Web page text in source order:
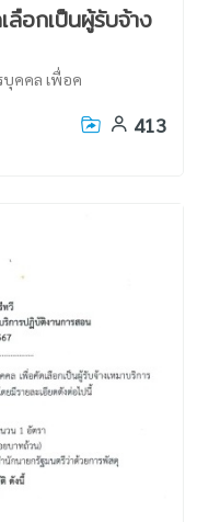
อกเป็นผู้รับจ้าง
บุคคล เพื่อค
413